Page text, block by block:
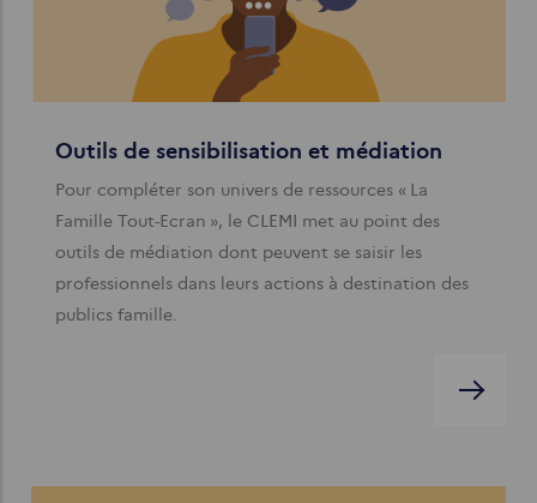
Outils de sensibilisation et médiation
Pour compléter son univers de ressources « La
Famille Tout-Ecran », le CLEMI met au point des
outils de médiation dont peuvent se saisir les
professionnels dans leurs actions à destination des
publics famille.